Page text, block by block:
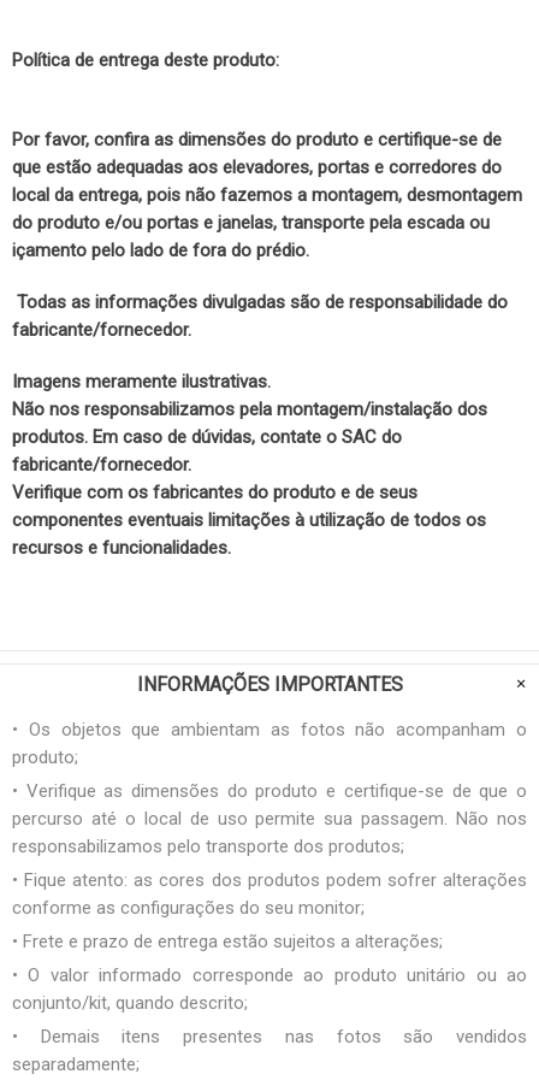
Política de entrega deste produto:
Por favor, confira as dimensões do produto e certifique-se de
que estão adequadas aos elevadores, portas e corredores do
local da entrega, pois não fazemos a montagem, desmontagem
do produto e/ou portas e janelas, transporte pela escada ou
içamento pelo lado de fora do prédio.
Todas as informações divulgadas são de responsabilidade do
fabricante/fornecedor.
Imagens meramente ilustrativas.
Não nos responsabilizamos pela montagem/instalação dos
produtos. Em caso de dúvidas, contate o SAC do
fabricante/fornecedor.
Verifique com os fabricantes do produto e de seus
componentes eventuais limitações à utilização de todos os
recursos e funcionalidades.
INFORMAÇÕES IMPORTANTES
• Os objetos que ambientam as fotos não acompanham o
produto;
• Verifique as dimensões do produto e certifique-se de que o
percurso até o local de uso permite sua passagem. Não nos
responsabilizamos pelo transporte dos produtos;
• Fique atento: as cores dos produtos podem sofrer alterações
conforme as configurações do seu monitor;
• Frete e prazo de entrega estão sujeitos a alterações;
• O valor informado corresponde ao produto unitário ou ao
conjunto/kit, quando descrito;
• Demais itens presentes nas fotos são vendidos
separadamente;